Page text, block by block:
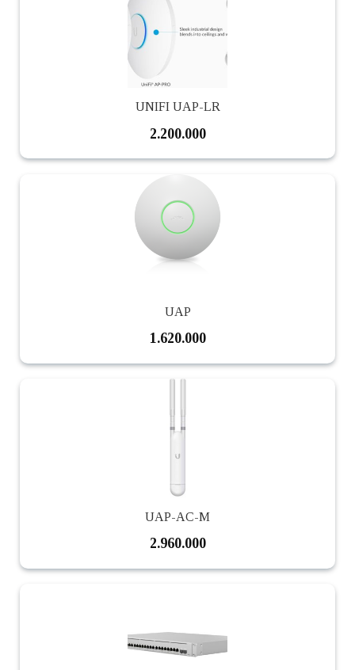
UNIFI UAP-LR
2.200.000
UAP
1.620.000
UAP-AC-M
2.960.000